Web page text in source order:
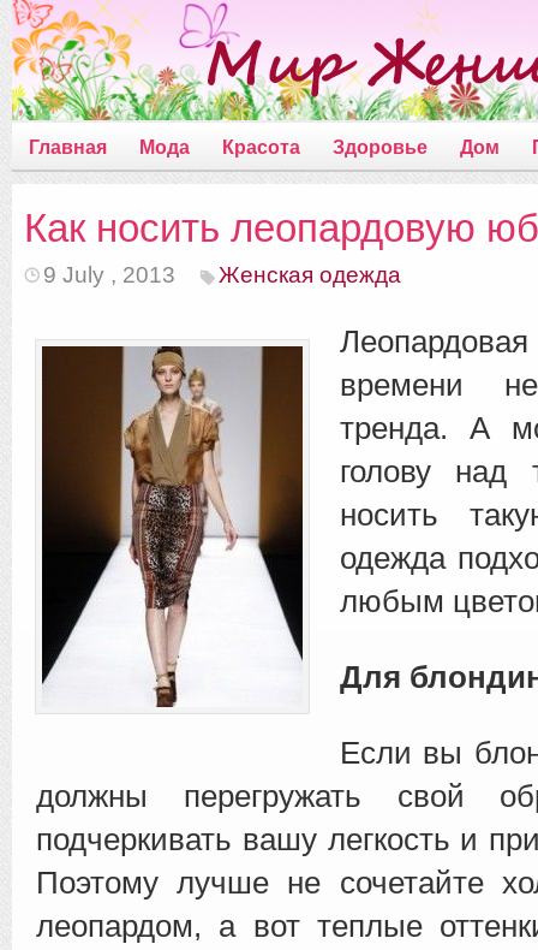
Главная Мода Красота Здоровье Дом
Как носить леопардовую
9 July , 2013 Женская одежда
времени
тренда. А
голову
носить
одежда
любым
Для
Если вы
должны перегружать свой
подчеркивать вашу легкость и
Поэтому лучше не сочетайте
леопардом, а вот теплые